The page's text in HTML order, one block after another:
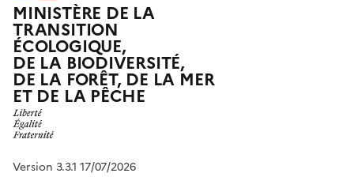
MINISTÈRE DE LA
TRANSITION
ÉCOLOGIQUE,
DE LA BIODIVERSITÉ,
DE LA FORÊT, DE LA MER
ET DE LA PÊCHE
Version 3.3.1 17/07/2026